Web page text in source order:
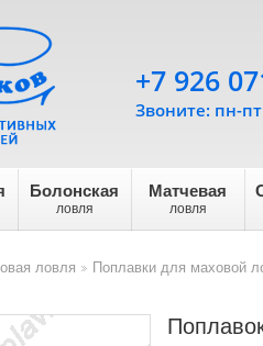
Болонская
ловля
Матчевая
ловля
+7 926
Звоните: пн-
ловля
Поплавки для маховой